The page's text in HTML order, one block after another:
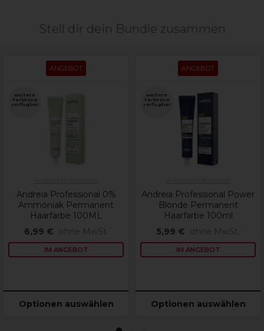
Stell dir dein Bundle zusammen
ANGEBOT
weitere
Farbtöne
verfügbar
Andreia Professional 0%
Ammoniak Permanent
Haarfarbe 100ML
6,99 €
ohne MwSt.
IM ANGEBOT
Optionen auswählen
ANGEBOT
weitere
Farbtöne
verfügbar
Andreia Professional Power
Blonde Permanent
Haarfarbe 100ml
5,99 €
ohne MwSt.
IM ANGEBOT
Optionen auswählen